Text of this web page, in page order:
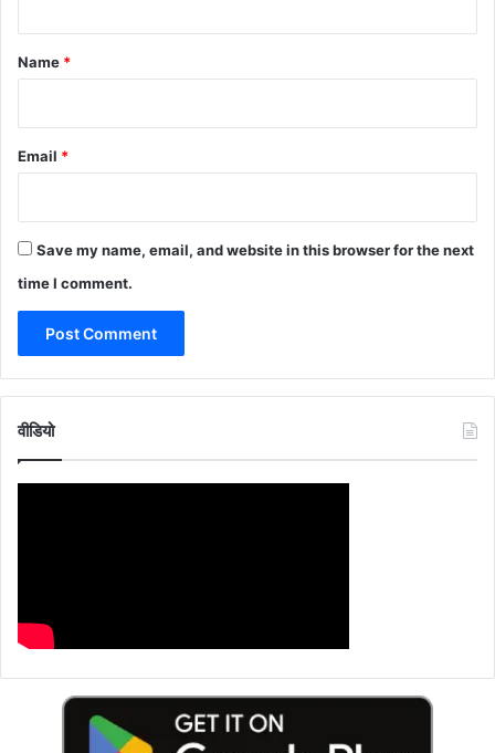
*
Name *
Email *
Save my name, email, and website in this browser for the next
time I comment.
वीडियो